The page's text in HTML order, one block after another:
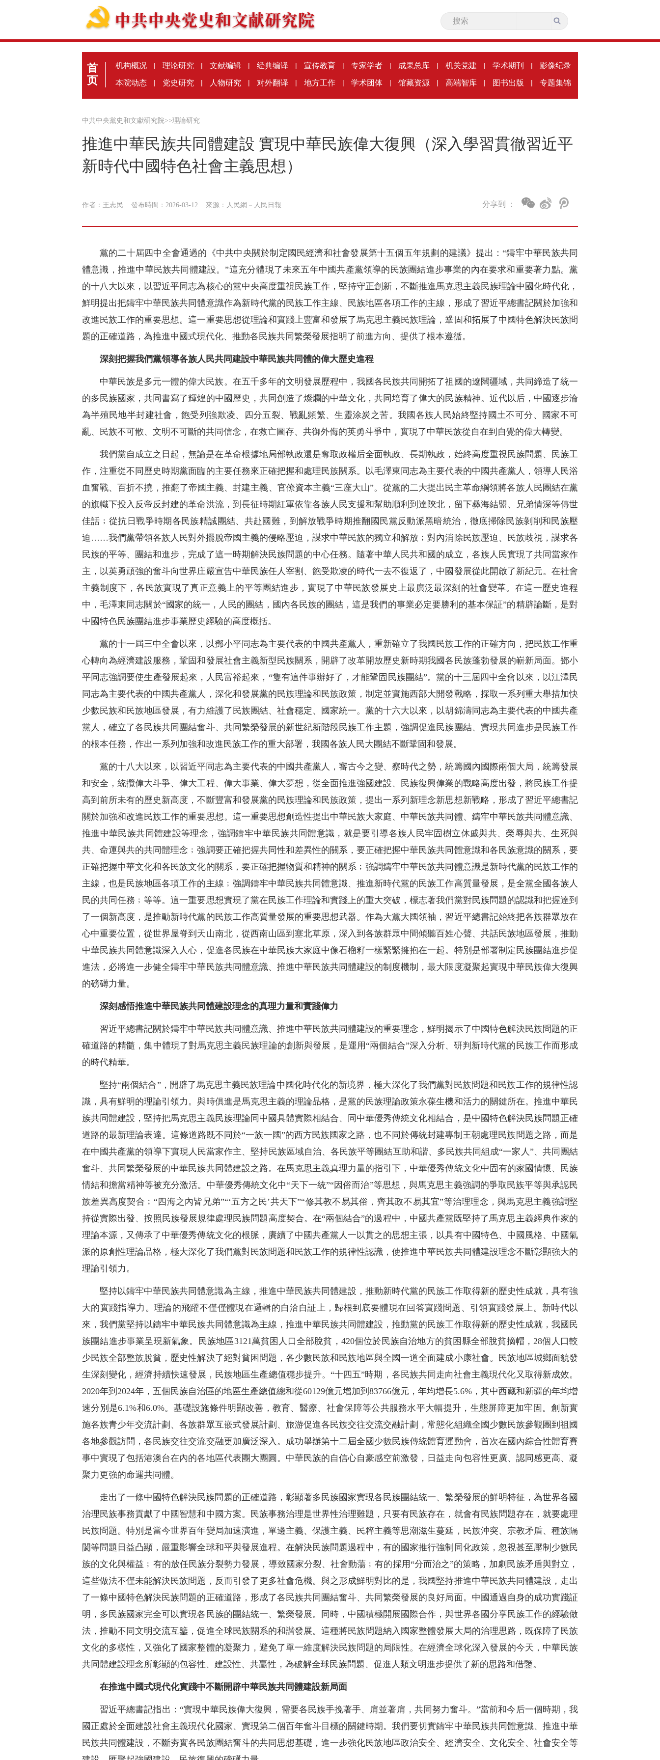
首
页
机构概况 | 理论研究 | 文献编辑 | 经典编译 | 宣传教育 | 专家学者 | 成果总库 | 机关党建 | 学术期刊 | 影像纪录
本院动态 | 党史研究 | 人物研究 | 对外翻译 | 地方工作 | 学术团体 | 馆藏资源 | 高端智库 | 图书出版 | 专题集锦
中共中央黨史和文獻研究院>>理論研究
推進中華民族共同體建設 實現中華民族偉大復興（深入學習貫徹習近平
新時代中國特色社會主義思想）
作者：王志民 發布時間：2026-03-12 來源： 人民網－人民日報 分享到 ：
黨的二十屆四中全會通過的《中共中央關於制定國民經濟和社會發展第十五個五年規劃的建議》提出：“鑄牢中華民族共同
體意識，推進中華民族共同體建設。”這充分體現了未來五年中國共產黨領導的民族團結進步事業的內在要求和重要著力點。黨
的十八大以來，以習近平同志為核心的黨中央高度重視民族工作，堅持守正創新，不斷推進馬克思主義民族理論中國化時代化，
鮮明提出把鑄牢中華民族共同體意識作為新時代黨的民族工作主線、民族地區各項工作的主線，形成了習近平總書記關於加強和
改進民族工作的重要思想。這一重要思想從理論和實踐上豐富和發展了馬克思主義民族理論，鞏固和拓展了中國特色解決民族問
題的正確道路，為推進中國式現代化、推動各民族共同繁榮發展指明了前進方向、提供了根本遵循。
深刻把握我們黨領導各族人民共同建設中華民族共同體的偉大歷史進程
中華民族是多元一體的偉大民族。在五千多年的文明發展歷程中，我國各民族共同開拓了祖國的遼闊疆域，共同締造了統一
的多民族國家，共同書寫了輝煌的中國歷史，共同創造了燦爛的中華文化，共同培育了偉大的民族精神。近代以后，中國逐步淪
為半殖民地半封建社會，飽受列強欺凌、四分五裂、戰亂頻繁、生靈涂炭之苦。我國各族人民始終堅持國土不可分、國家不可
亂、民族不可散、文明不可斷的共同信念，在救亡圖存、共御外侮的英勇斗爭中，實現了中華民族從自在到自覺的偉大轉變。
我們黨自成立之日起，無論是在革命根據地局部執政還是奪取政權后全面執政、長期執政，始終高度重視民族問題、民族工
作，注重從不同歷史時期黨面臨的主要任務來正確把握和處理民族關系。以毛澤東同志為主要代表的中國共產黨人，領導人民浴
血奮戰、百折不撓，推翻了帝國主義、封建主義、官僚資本主義“三座大山”。從黨的二大提出民主革命綱領將各族人民團結在黨
的旗幟下投入反帝反封建的革命洪流，到長征時期紅軍依靠各族人民支援和幫助順利到達陝北，留下彝海結盟、兄弟情深等傳世
佳話﹔從抗日戰爭時期各民族精誠團結、共赴國難，到解放戰爭時期推翻國民黨反動派黑暗統治，徹底掃除民族剝削和民族壓
迫……我們黨帶領各族人民對外擺脫帝國主義的侵略壓迫，謀求中華民族的獨立和解放﹔對內消除民族壓迫、民族歧視，謀求各
民族的平等、團結和進步，完成了這一時期解決民族問題的中心任務。隨著中華人民共和國的成立，各族人民實現了共同當家作
主，以英勇頑強的奮斗向世界庄嚴宣告中華民族任人宰割、飽受欺凌的時代一去不復返了，中國發展從此開啟了新紀元。在社會
主義制度下，各民族實現了真正意義上的平等團結進步，實現了中華民族發展史上最廣泛最深刻的社會變革。在這一歷史進程
中，毛澤東同志關於“國家的統一，人民的團結，國內各民族的團結，這是我們的事業必定要勝利的基本保証”的精辟論斷，是對
中國特色民族團結進步事業歷史經驗的高度概括。
黨的十一屆三中全會以來，以鄧小平同志為主要代表的中國共產黨人，重新確立了我國民族工作的正確方向，把民族工作重
心轉向為經濟建設服務，鞏固和發展社會主義新型民族關系，開辟了改革開放歷史新時期我國各民族蓬勃發展的嶄新局面。鄧小
平同志強調要使生產發展起來，人民富裕起來，“隻有這件事辦好了，才能鞏固民族團結”。黨的十三屆四中全會以來，以江澤民
同志為主要代表的中國共產黨人，深化和發展黨的民族理論和民族政策，制定並實施西部大開發戰略，採取一系列重大舉措加快
少數民族和民族地區發展，有力維護了民族團結、社會穩定、國家統一。黨的十六大以來，以胡錦濤同志為主要代表的中國共產
黨人，確立了各民族共同團結奮斗、共同繁榮發展的新世紀新階段民族工作主題，強調促進民族團結、實現共同進步是民族工作
的根本任務，作出一系列加強和改進民族工作的重大部署，我國各族人民大團結不斷鞏固和發展。
黨的十八大以來，以習近平同志為主要代表的中國共產黨人，審古今之變、察時代之勢，統籌國內國際兩個大局，統籌發展
和安全，統攬偉大斗爭、偉大工程、偉大事業、偉大夢想，從全面推進強國建設、民族復興偉業的戰略高度出發，將民族工作提
高到前所未有的歷史新高度，不斷豐富和發展黨的民族理論和民族政策，提出一系列新理念新思想新戰略，形成了習近平總書記
關於加強和改進民族工作的重要思想。這一重要思想創造性提出中華民族大家庭、中華民族共同體、鑄牢中華民族共同體意識、
推進中華民族共同體建設等理念，強調鑄牢中華民族共同體意識，就是要引導各族人民牢固樹立休戚與共、榮辱與共、生死與
共、命運與共的共同體理念﹔強調要正確把握共同性和差異性的關系，要正確把握中華民族共同體意識和各民族意識的關系，要
正確把握中華文化和各民族文化的關系，要正確把握物質和精神的關系﹔強調鑄牢中華民族共同體意識是新時代黨的民族工作的
主線，也是民族地區各項工作的主線﹔強調鑄牢中華民族共同體意識、推進新時代黨的民族工作高質量發展，是全黨全國各族人
民的共同任務﹔等等。這一重要思想實現了黨在民族工作理論和實踐上的重大突破，標志著我們黨對民族問題的認識和把握達到
了一個新高度，是推動新時代黨的民族工作高質量發展的重要思想武器。作為大黨大國領袖，習近平總書記始終把各族群眾放在
心中重要位置，從世界屋脊到天山南北，從西南山區到塞北草原，深入到各族群眾中間傾聽百姓心聲、共話民族地區發展，推動
中華民族共同體意識深入人心，促進各民族在中華民族大家庭中像石榴籽一樣緊緊擁抱在一起。特別是部署制定民族團結進步促
進法，必將進一步健全鑄牢中華民族共同體意識、推進中華民族共同體建設的制度機制，最大限度凝聚起實現中華民族偉大復興
的磅礡力量。
深刻感悟推進中華民族共同體建設理念的真理力量和實踐偉力
習近平總書記關於鑄牢中華民族共同體意識、推進中華民族共同體建設的重要理念，鮮明揭示了中國特色解決民族問題的正
確道路的精髓，集中體現了對馬克思主義民族理論的創新與發展，是運用“兩個結合”深入分析、研判新時代黨的民族工作而形成
的時代精華。
堅持“兩個結合”，開辟了馬克思主義民族理論中國化時代化的新境界，極大深化了我們黨對民族問題和民族工作的規律性認
識，具有鮮明的理論引領力。與時俱進是馬克思主義的理論品格，是黨的民族理論政策永葆生機和活力的關鍵所在。推進中華民
族共同體建設，堅持把馬克思主義民族理論同中國具體實際相結合、同中華優秀傳統文化相結合，是中國特色解決民族問題正確
道路的最新理論表達。這條道路既不同於“一族一國”的西方民族國家之路，也不同於傳統封建專制王朝處理民族問題之路，而是
在中國共產黨的領導下實現人民當家作主、堅持民族區域自治、各民族平等團結互助和諧、多民族共同組成“一家人”、共同團結
奮斗、共同繁榮發展的中華民族共同體建設之路。在馬克思主義真理力量的指引下，中華優秀傳統文化中固有的家國情懷、民族
情結和擔當精神等被充分激活。中華優秀傳統文化中“天下一統”“因俗而治”等思想，與馬克思主義強調的爭取民族平等與承認民
族差異高度契合﹔“四海之內皆兄弟”“‘五方之民’共天下”“修其教不易其俗，齊其政不易其宜”等治理理念，與馬克思主義強調堅
持從實際出發、按照民族發展規律處理民族問題高度契合。在“兩個結合”的過程中，中國共產黨既堅持了馬克思主義經典作家的
理論本源，又傳承了中華優秀傳統文化的根脈，賡續了中國共產黨人一以貫之的思想主張，以具有中國特色、中國風格、中國氣
派的原創性理論品格，極大深化了我們黨對民族問題和民族工作的規律性認識，使推進中華民族共同體建設理念不斷彰顯強大的
理論引領力。
堅持以鑄牢中華民族共同體意識為主線，推進中華民族共同體建設，推動新時代黨的民族工作取得新的歷史性成就，具有強
大的實踐指導力。理論的飛躍不僅僅體現在邏輯的自洽自証上，歸根到底要體現在回答實踐問題、引領實踐發展上。新時代以
來，我們黨堅持以鑄牢中華民族共同體意識為主線，推進中華民族共同體建設，推動黨的民族工作取得新的歷史性成就，我國民
族團結進步事業呈現新氣象。民族地區3121萬貧困人口全部脫貧，420個位於民族自治地方的貧困縣全部脫貧摘帽，28個人口較
少民族全部整族脫貧，歷史性解決了絕對貧困問題，各少數民族和民族地區與全國一道全面建成小康社會。民族地區城鄉面貌發
生深刻變化，經濟持續快速發展，民族地區生產總值穩步提升。“十四五”時期，各民族共同走向社會主義現代化又取得新成效。
2020年到2024年，五個民族自治區的地區生產總值總和從60129億元增加到83766億元，年均增長5.6%，其中西藏和新疆的年均增
速分別是6.1%和6.0%。基礎設施條件明顯改善，教育、醫療、社會保障等公共服務水平大幅提升，生態屏障更加牢固。創新實
施各族青少年交流計劃、各族群眾互嵌式發展計劃、旅游促進各民族交往交流交融計劃，常態化組織全國少數民族參觀團到祖國
各地參觀訪問，各民族交往交流交融更加廣泛深入。成功舉辦第十二屆全國少數民族傳統體育運動會，首次在國內綜合性體育賽
事中實現了包括港澳台在內的各地區代表團大團圓。中華民族的自信心自豪感空前激發，日益走向包容性更廣、認同感更高、凝
聚力更強的命運共同體。
走出了一條中國特色解決民族問題的正確道路，彰顯著多民族國家實現各民族團結統一、繁榮發展的鮮明特征，為世界各國
治理民族事務貢獻了中國智慧和中國方案。民族事務治理是世界性治理難題，只要有民族存在，就會有民族問題存在，就要處理
民族問題。特別是當今世界百年變局加速演進，單邊主義、保護主義、民粹主義等思潮滋生蔓延，民族沖突、宗教矛盾、種族隔
閡等問題日益凸顯，嚴重影響全球和平與發展進程。在解決民族問題過程中，有的國家推行強制同化政策，忽視甚至壓制少數民
族的文化與權益﹔有的放任民族分裂勢力發展，導致國家分裂、社會動蕩﹔有的採用“分而治之”的策略，加劇民族矛盾與對立，
這些做法不僅未能解決民族問題，反而引發了更多社會危機。與之形成鮮明對比的是，我國堅持推進中華民族共同體建設，走出
了一條中國特色解決民族問題的正確道路，形成了各民族共同團結奮斗、共同繁榮發展的良好局面。中國通過自身的成功實踐証
明，多民族國家完全可以實現各民族的團結統一、繁榮發展。同時，中國積極開展國際合作，與世界各國分享民族工作的經驗做
法，推動不同文明交流互鑒，促進全球民族關系的和諧發展。這種將民族問題納入國家整體發展大局的治理思路，既保障了民族
文化的多樣性，又強化了國家整體的凝聚力，避免了單一維度解決民族問題的局限性。在經濟全球化深入發展的今天，中華民族
共同體建設理念所彰顯的包容性、建設性、共贏性，為破解全球民族問題、促進人類文明進步提供了新的思路和借鑒。
在推進中國式現代化實踐中不斷開辟中華民族共同體建設新局面
習近平總書記指出：“實現中華民族偉大復興，需要各民族手挽著手、肩並著肩，共同努力奮斗。”當前和今后一個時期，我
國正處於全面建設社會主義現代化國家、實現第二個百年奮斗目標的關鍵時期。我們要切實鑄牢中華民族共同體意識、推進中華
民族共同體建設，不斷夯實各民族團結奮斗的共同思想基礎，進一步強化民族地區政治安全、經濟安全、文化安全、社會安全等